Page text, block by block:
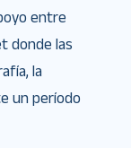
entre
donde las
la
un período